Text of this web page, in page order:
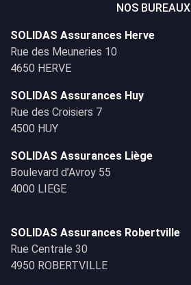
NOS BUREAUX
SOLIDAS Assurances Herve
Rue des Meuneries 10
4650 HERVE
SOLIDAS Assurances Huy
Rue des Croisiers 7
4500 HUY
SOLIDAS Assurances Liège
Boulevard d’Avroy 55
4000 LIEGE
SOLIDAS Assurances Robertville
Rue Centrale 30
4950 ROBERTVILLE